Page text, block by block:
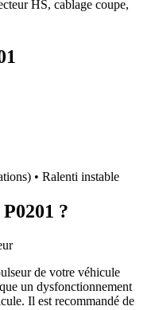
HS, cablage coupe,
• Ralenti instable
P0201 ?
de votre véhicule
un dysfonctionnement
Il est recommandé de